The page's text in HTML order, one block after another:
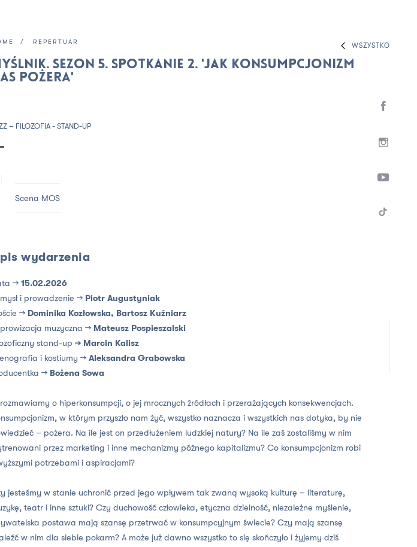
WSZYSTKO
REPERTUAR
Sezon 5. Spotkanie 2. 'Jak konsumpcjonizm
pożera'
– FILOZOFIA - STAND-UP
Scena MOS
wydarzenia
→15.02.2026
i prowadzenie → Piotr Augustyniak
→ Dominika Kozłowska, Bartosz Kuźniarz
muzyczna → Mateusz Pospieszalski
stand-up → Marcin Kalisz
i kostiumy → Aleksandra Grabowska
→ Bożena Sowa
o hiperkonsumpcji, o jej mrocznych źródłach i przerażających konsekwencjach.
w którym przyszło nam żyć, wszystko naznacza i wszystkich nas dotyka, by nie
– pożera. Na ile jest on przedłużeniem ludzkiej natury? Na ile zaś zostaliśmy w nim
przez marketing i inne mechanizmy późnego kapitalizmu? Co konsumpcjonizm robi
potrzebami i aspiracjami?
jesteśmy w stanie uchronić przed jego wpływem tak zwaną wysoką kulturę – literaturę,
teatr i inne sztuki? Czy duchowość człowieka, etyczna dzielność, niezależne myślenie,
postawa mają szansę przetrwać w konsumpcyjnym świecie? Czy mają szansę
w nim dla siebie pokarm? A może już dawno wszystko to się skończyło i żyjemy dziś